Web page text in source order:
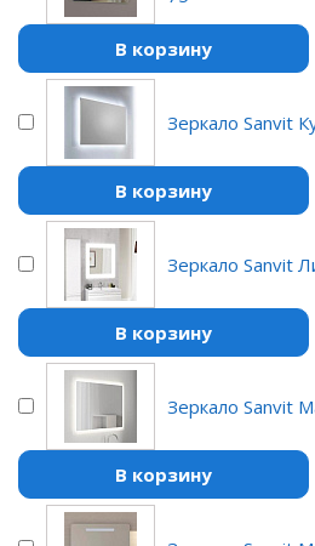
В корзину
Зеркало Sanvit
В корзину
Зеркало Sanvit
В корзину
Зеркало Sanvit
В корзину